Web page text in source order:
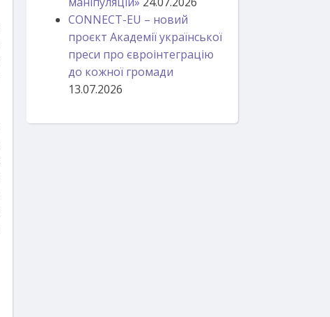
CONNECT-EU – новий
проєкт Академії української
преси про євроінтеграцію
до кожної громади
13.07.2026